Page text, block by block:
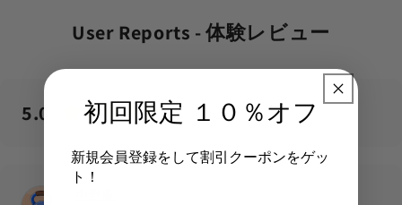
User Reports - 体験レビュー
5.0 754 reviews
初回限定 １０％オフ
新規会員登録をして割引クーポンをゲッ
ト！